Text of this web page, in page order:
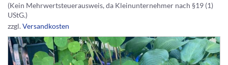
(Kein Mehrwertsteuerausweis, da Kleinunternehmer nach §19 (1)
UStG.)
zzgl.Versandkosten